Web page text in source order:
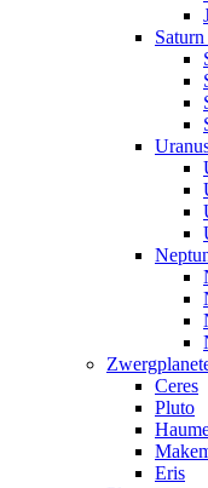
Ceres
Pluto
Eris